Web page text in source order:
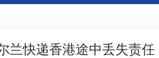
兰快递香港途中丢失责任​